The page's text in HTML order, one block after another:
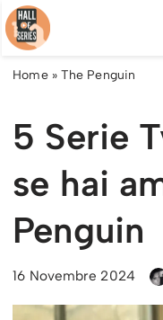
Vai
al
Home» The Penguin
5 Serie
se hai
Penguin
16 Novembre 2024